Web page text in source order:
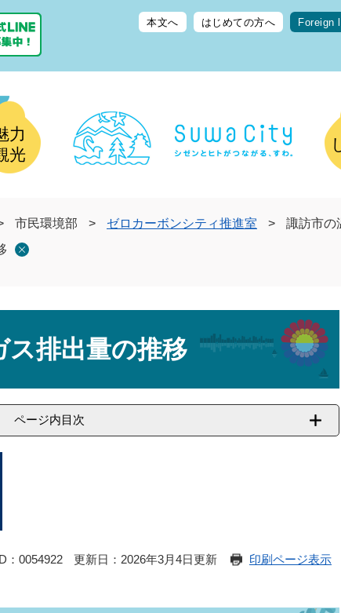
本文へ はじめての方へ Foreign
力
光
市民環境部 > ゼロカーボンシティ推進室 >
諏訪市の
ス排出量の推移
ページ内目次
：0054922 更新日：2026年3月4日更新 印刷ページ表示